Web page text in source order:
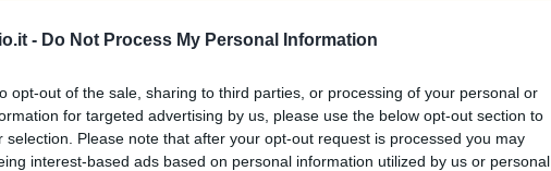
- Do Not Process My Personal Information
opt-out of the sale, sharing to third parties, or processing of your personal or
for targeted advertising by us, please use the below opt-out section to
selection. Please note that after your opt-out request is processed you may
interest-based ads based on personal information utilized by us or personal
League
21:00 Manchester City-Napoli (A)
Napoli-Sporting Clube de Portugal (H)